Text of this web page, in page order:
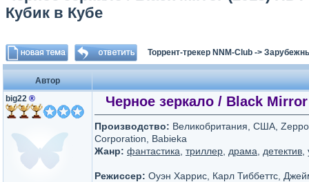
Кубик в Кубе
Торрент-трекер NNM-Club ->
Автор
big22 ® Черное зеркало / Black
Производство: Великобритания, США,
Corporation, Babieka
Жанр: фантастика триллер драма детектив
Режиссер: Оуэн Харрис, Карл Тиббеттс,